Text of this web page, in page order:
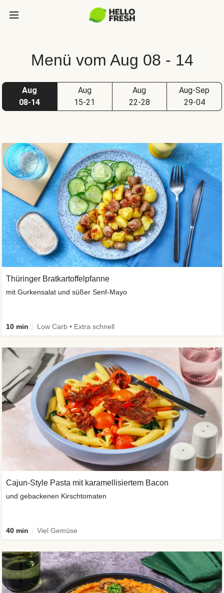
Menü vom Aug 08 - 14
Aug
08-14
Aug
15-21
Aug
22-28
Aug-Sep
29-04
Cajun-Style Pasta mit karamellisiertem Bacon
und gebackenen Kirschtomaten
40 min Viel Gemüse
Thüringer Bratkartoffelpfanne
mit Gurkensalat und süßer Senf-Mayo
10 min Low Carb • Extra schnell